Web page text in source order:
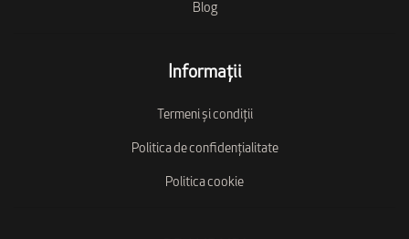
Blog
Informații
Termeni și condiții
Politica de confidențialitate
Politica cookie